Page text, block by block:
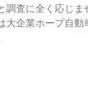
査に全く応じま
企業ホープ自動